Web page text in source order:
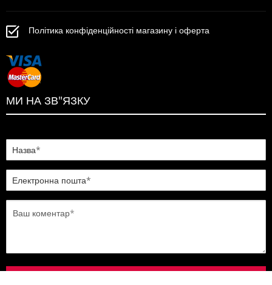
Політика конфіденційності магазину і оферта
МИ НА ЗВ"ЯЗКУ